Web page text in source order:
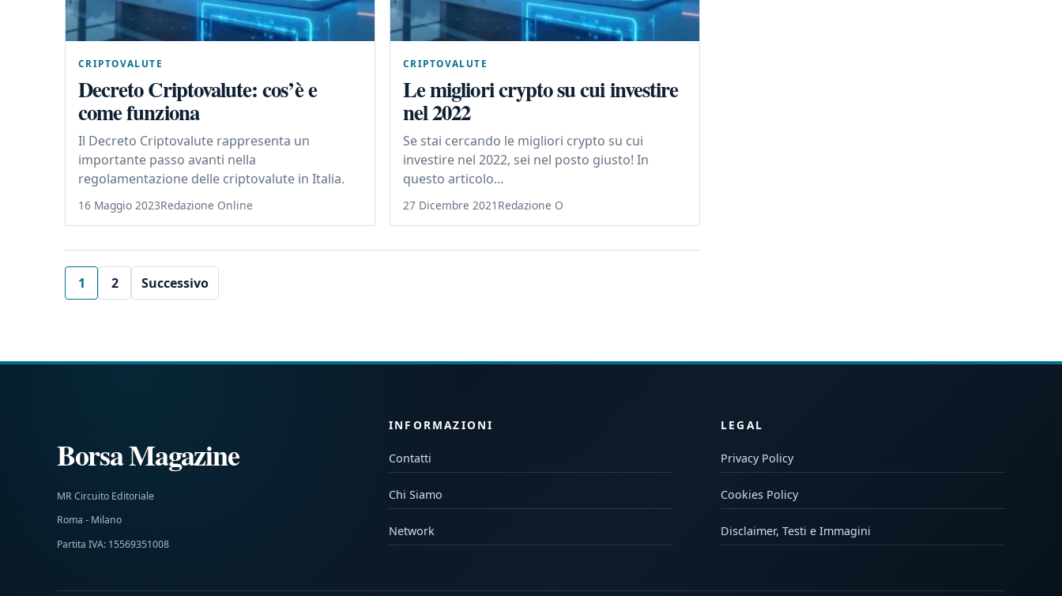
CRIPTOVALUTE
Decreto Criptovalute: cos’è e
come funziona
Il Decreto Criptovalute rappresenta un
importante passo avanti nella
regolamentazione delle criptovalute in Italia.
16 Maggio 2023Redazione Online
CRIPTOVALUTE
Le migliori crypto su cui investire
nel 2022
Se stai cercando le migliori crypto su cui
investire nel 2022, sei nel posto giusto! In
questo articolo...
27 Dicembre 2021 Redazione O
1 2 Successivo
Borsa Magazine
MR Circuito Editoriale
Roma - Milano
Partita IVA: 15569351008
INFORMAZIONI
Contatti
Chi Siamo
Network
LEGAL
Privacy Policy
Cookies Policy
Disclaimer, Testi e Immagini